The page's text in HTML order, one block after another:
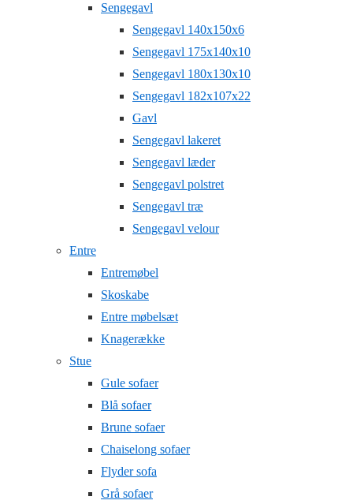
Sengegavl
Sengegavl 140x150x6
Sengegavl 175x140x10
Sengegavl 180x130x10
Sengegavl 182x107x22
Gavl
Sengegavl lakeret
Sengegavl læder
Sengegavl polstret
Sengegavl træ
Sengegavl velour
Entre
Entremøbel
Skoskabe
Entre møbelsæt
Knagerække
Stue
Gule sofaer
Blå sofaer
Brune sofaer
Chaiselong sofaer
Flyder sofa
Grå sofaer